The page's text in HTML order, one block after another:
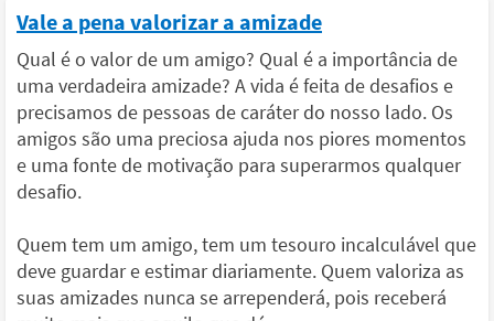
Vale a pena valorizar a amizade
Qual é o valor de um amigo? Qual é a importância de
uma verdadeira amizade? A vida é feita de desafios e
precisamos de pessoas de caráter do nosso lado. Os
amigos são uma preciosa ajuda nos piores momentos
e uma fonte de motivação para superarmos qualquer
desafio.
Quem tem um amigo, tem um tesouro incalculável que
deve guardar e estimar diariamente. Quem valoriza as
suas amizades nunca se arrependerá, pois receberá